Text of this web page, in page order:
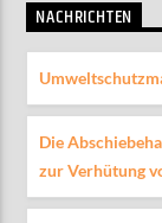
NACHRICHTEN
Die
zur Verhütung